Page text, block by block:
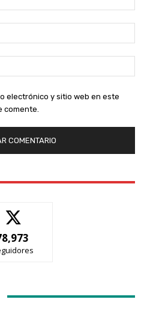
electrónico y sitio web en este
comente.